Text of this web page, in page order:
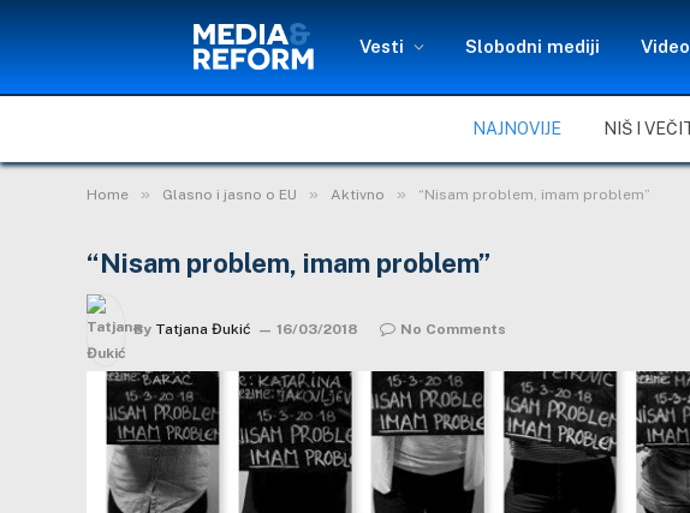
Vesti Slobodni mediji Video
NAJNOVIJE
Home » Glasno i jasno o EU » Aktivno » “Nisam problem, imam problem”
“Nisam problem, imam problem”
By Tatjana Đukić 16/03/2018 No Comments